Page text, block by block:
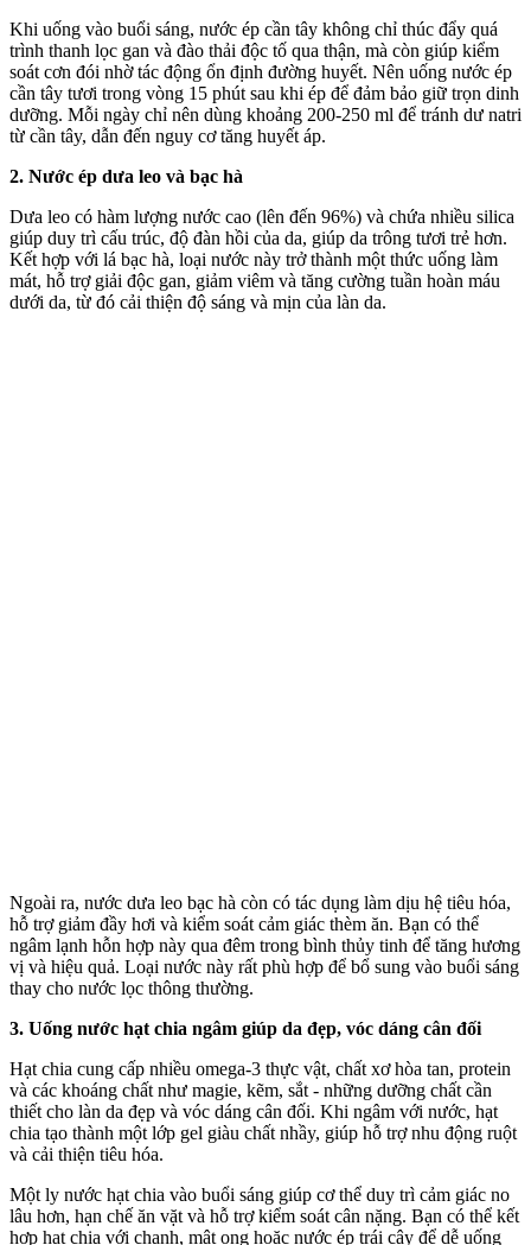
Khi uống vào buổi sáng, nước ép cần tây không chỉ thúc đẩy quá
trình thanh lọc gan và đào thải độc tố qua thận, mà còn giúp kiểm
soát cơn đói nhờ tác động ổn định đường huyết. Nên uống nước ép
cần tây tươi trong vòng 15 phút sau khi ép để đảm bảo giữ trọn dinh
dưỡng. Mỗi ngày chỉ nên dùng khoảng 200-250 ml để tránh dư natri
từ cần tây, dẫn đến nguy cơ tăng huyết áp.
2. Nước ép dưa leo và bạc hà
Dưa leo có hàm lượng nước cao (lên đến 96%) và chứa nhiều silica
giúp duy trì cấu trúc, độ đàn hồi của da, giúp da trông tươi trẻ hơn.
Kết hợp với lá bạc hà, loại nước này trở thành một thức uống làm
mát, hỗ trợ giải độc gan, giảm viêm và tăng cường tuần hoàn máu
dưới da, từ đó cải thiện độ sáng và mịn của làn da.
Ngoài ra, nước dưa leo bạc hà còn có tác dụng làm dịu hệ tiêu hóa,
hỗ trợ giảm đầy hơi và kiểm soát cảm giác thèm ăn. Bạn có thể
ngâm lạnh hỗn hợp này qua đêm trong bình thủy tinh để tăng hương
vị và hiệu quả. Loại nước này rất phù hợp để bổ sung vào buổi sáng
thay cho nước lọc thông thường.
3. Uống nước hạt chia ngâm giúp da đẹp, vóc dáng cân đối
Hạt chia cung cấp nhiều omega-3 thực vật, chất xơ hòa tan, protein
và các khoáng chất như magie, kẽm, sắt - những dưỡng chất cần
thiết cho làn da đẹp và vóc dáng cân đối. Khi ngâm với nước, hạt
chia tạo thành một lớp gel giàu chất nhầy, giúp hỗ trợ nhu động ruột
và cải thiện tiêu hóa.
Một ly nước hạt chia vào buổi sáng giúp c‌ơ th‌ể duy trì cảm giác no
lâu hơn, hạn chế ăn vặt và hỗ trợ kiểm soát cân nặng. Bạn có thể kết
hợp hạt chia với chanh, mật ong hoặc nước ép trái cây để dễ uống